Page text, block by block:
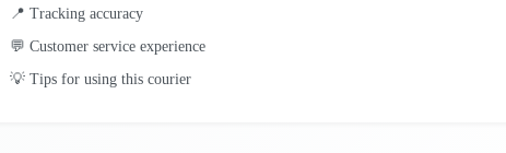
📍 Tracking accuracy
💬 Customer service experience
💡 Tips for using this courier